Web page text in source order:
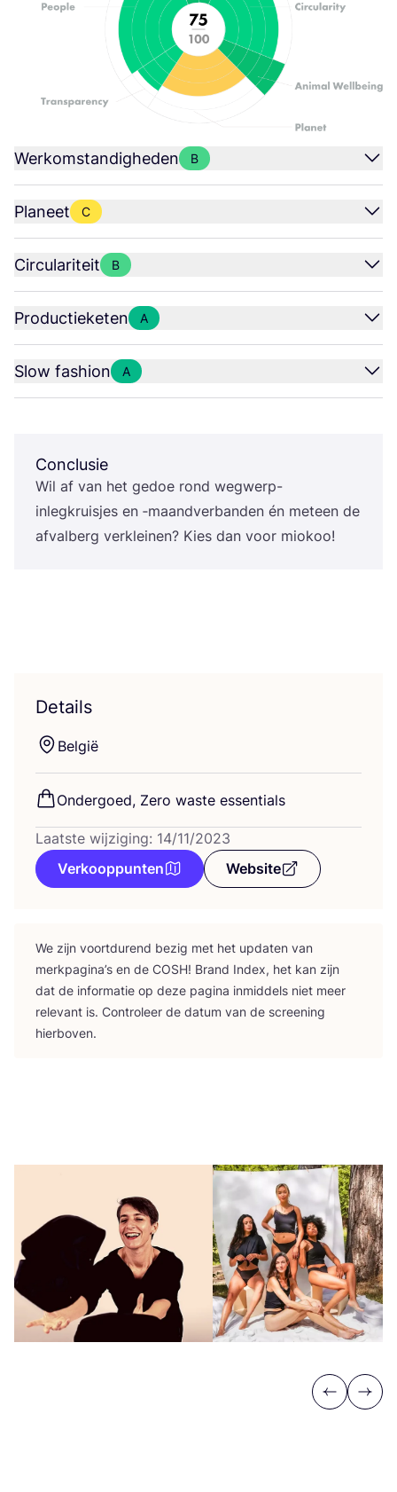
Werkomstandigheden B
Planeet C
Circulariteit B
Productieketen A
Slow fashion A
Conclusie
Wil af van het gedoe rond weg­werp-
inleg­kruis­jes en ‑maand­ver­ban­den én met­een de
afval­berg ver­klei­nen? Kies dan voor miokoo!
Details
Bel­gië
Onder­goed, Zero was­te essentials
Laatste wijziging: 14/11/2023
Verkooppunten
Website
We zijn voort­du­rend bezig met het upda­ten van
merk­pa­gi­na’s en de COSH! Brand Index, het kan zijn
dat de infor­ma­tie op deze pagi­na inmid­dels niet meer
rele­vant is. Con­tro­leer de datum van de scree­ning
hierboven.
Previous
Next